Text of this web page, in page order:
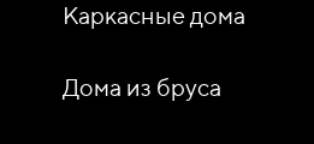
Каркасные дома
Дома из бруса